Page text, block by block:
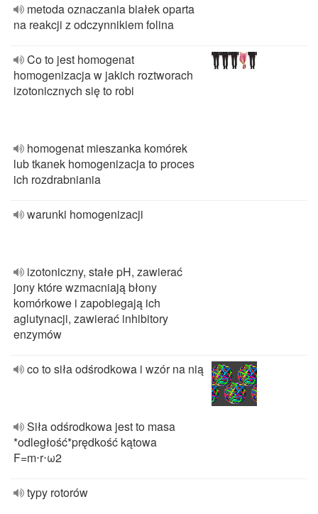
metoda oznaczania białek oparta
na reakcji z odczynnikiem folina
Co to jest homogenat
homogenizacja w jakich roztworach
izotonicznych się to robi
homogenat mieszanka komórek
lub tkanek homogenizacja to proces
ich rozdrabniania
warunki homogenizacji
izotoniczny, stałe pH, zawierać
jony które wzmacniają błony
komórkowe i zapobiegają ich
aglutynacji, zawierać inhibitory
enzymów
co to siła odśrodkowa i wzór na nią
Siła odśrodkowa jest to masa
*odległość*prędkość kątowa
F=m⋅r⋅ω2
typy rotorów